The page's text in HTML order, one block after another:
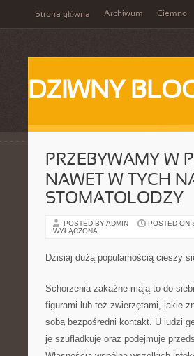
Strona główna Archiwum Ciemno
DZIWNY
PRZEBYWAMY W
NAWET W TYCH
STOMATOLODZY
POSTED BY ADMIN POSTED ON
WYŁĄCZONA
Dzisiaj dużą popularnością cieszy
Schorzenia zakaźne mają to do
figurami lub też zwierzętami, jakie
sobą bezpośredni kontakt. U ludzi
je szufladkuje oraz podejmuje